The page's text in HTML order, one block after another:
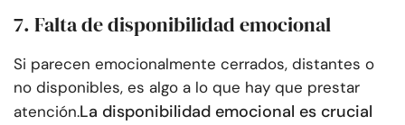
7. Falta de disponibilidad emocional
Si parecen emocionalmente cerrados, distantes o
no disponibles, es algo a lo que hay que prestar
atención.La disponibilidad emocional es crucial